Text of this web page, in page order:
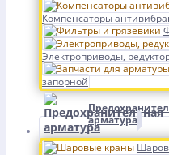
Компенсаторы
Электроприводы,
запорной
арматура